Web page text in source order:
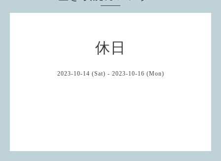
休日
2023-10-14 (Sat) - 2023-10-16 (Mon)